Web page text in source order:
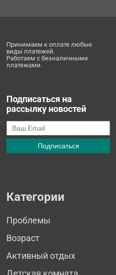
Принимаем к оплате любые
виды платежей.
Работаем с безналичными
платежами.
Подписаться на
рассылку новостей
Категории
Проблемы
Возраст
Активный отдых